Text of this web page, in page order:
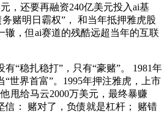
，还要再融资240亿美元投入ai基
赌明日霸权”， 和当年抵押雅虎股
辙，但ai赛道的残酷远超当年的互联
“稳扎稳打”，只有“豪赌”。 1981年
世界首富”。1995年押注雅虎，上市
甩给马云2000万美元，最终暴赚
信： 赌对了，负债就是杠杆； 赌错